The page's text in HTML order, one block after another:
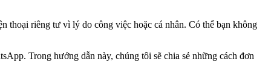
thoại riêng tư vì lý do công việc hoặc cá nhân. Có thể bạn không
Trong hướng dẫn này, chúng tôi sẽ chia sẻ những cách đơn